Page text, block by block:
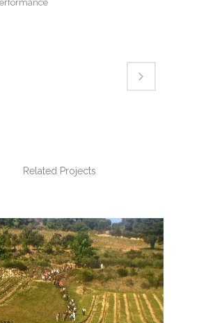
Related Projects